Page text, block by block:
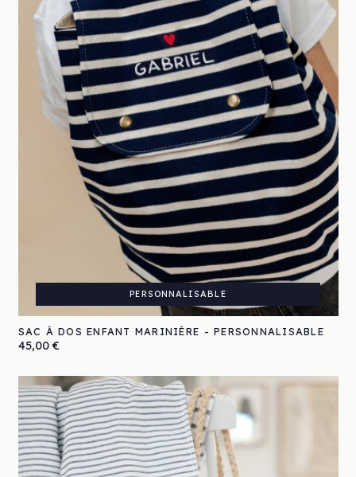
PERSONNALISABLE
SAC À DOS ENFANT MARINIÈRE - PERSONNALISABLE
Prix
45,00 €